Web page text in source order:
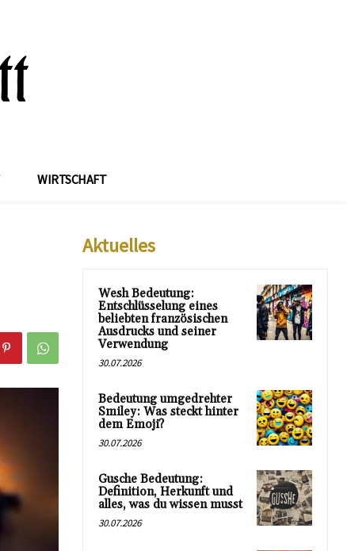
WIRTSCHAFT
Aktuelles
Wesh Bedeutung:
Entschlüsselung eines
beliebten französischen
Ausdrucks und seiner
Verwendung
30.07.2026
Bedeutung umgedrehter
Smiley: Was steckt hinter
dem Emoji?
30.07.2026
Gusche Bedeutung:
Definition, Herkunft und
alles, was du wissen musst
30.07.2026